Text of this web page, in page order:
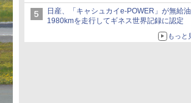
日産、「キャシュカイe-POWER」が無給
1980kmを走行してギネス世界記録に認定
もっと